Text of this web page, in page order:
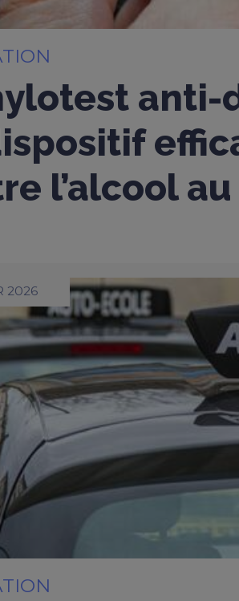
l’alcool
2026